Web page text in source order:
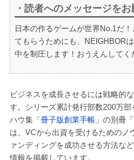
・読者へのメッセージをお
日本の作るゲームが世界No.1だ
てもらうためにも、NEIGHBOR
中を制圧します！おうえんしてく
ビジネスを成長させるには戦略的
す。シリーズ累計発行部数200万部
ハウ集 「冊子版創業手帳」 の別冊
は、VCから出資を受けるためのノ
ァンディングを成功させる方法な
情報を掲載しています。